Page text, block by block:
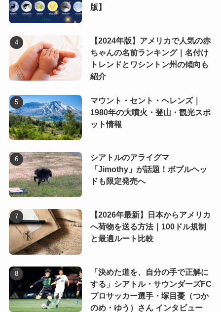
版】
【2024年版】アメリカで人気の赤
ちゃんの名前ランキング｜名付け
トレンドとワシントン州の傾向も
紹介
マウント・セント・ヘレンズ｜
1980年の大噴火・登山・観光スポ
ット情報
シアトルのアライグマ
「Jimothy」が話題！ボブルヘッ
ドも限定発売へ
【2026年最新】日本からアメリカ
へ荷物を送る方法｜100ドル規制
と最適ルート比較
「決めた道を、自分の手で正解に
する」シアトル・サウンダーズFC
プロサッカー選手・塚目憂（つか
のめ・ゆう）さん インタビュー